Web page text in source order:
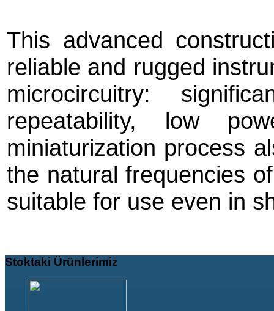
This advanced
reliable and rugged
microcircuitry:
repeatability, low
miniaturization process
the natural frequencies
suitable for use even in
Stoktaki Ürünlerimiz